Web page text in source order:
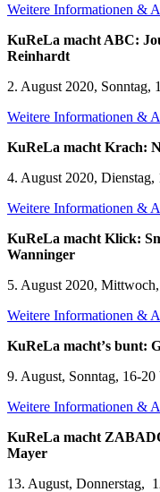
Weitere Informationen &
KuReLa macht ABC:
Reinhardt
2. August 2020, Sonntag,
Weitere Informationen &
KuReLa macht Krach:
4. August 2020, Dienstag,
Weitere Informationen &
KuReLa macht Klick:
Wanninger
5. August 2020,
Weitere Informationen &
KuReLa machtʼs bunt:
9. August, Sonntag, 16-20
Weitere Informationen &
KuReLa macht
Mayer
13. August, Donnerstag,